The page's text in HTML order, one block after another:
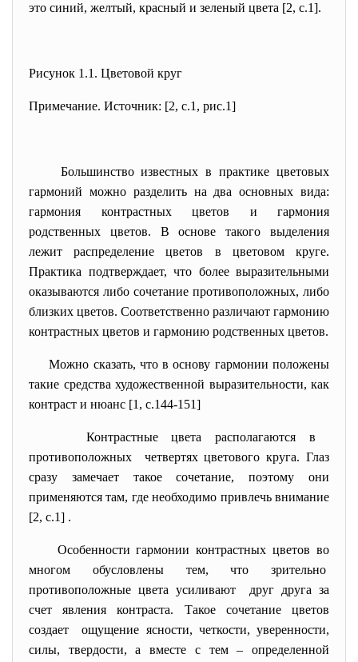
это синий, желтый, красный и зеленый цвета [2, с.1].
Рисунок 1.1. Цветовой круг
Примечание. Источник: [2, с.1, рис.1]
Большинство известных в практике цветовых
гармоний можно разделить на два основных вида:
гармония контрастных цветов и гармония
родственных цветов. В основе такого выделения
лежит распределение цветов в цветовом круге.
Практика подтверждает, что более выразительными
оказываются либо сочетание противоположных, либо
близких цветов. Соответственно различают гармонию
контрастных цветов и гармонию родственных цветов.
Можно сказать, что в основу гармонии положены
такие средства художественной выразительности, как
контраст и нюанс [1, с.144-151]
Контрастные цвета располагаются в
противоположных четвертях цветового круга. Глаз
сразу замечает такое сочетание, поэтому они
применяются там, где необходимо привлечь внимание
[2, с.1] .
Особенности гармонии контрастных цветов во
многом обусловлены тем, что зрительно
противоположные цвета усиливают друг друга за
счет явления контраста. Такое сочетание цветов
создает ощущение ясности, четкости, уверенности,
силы, твердости, а вместе с тем – определенной